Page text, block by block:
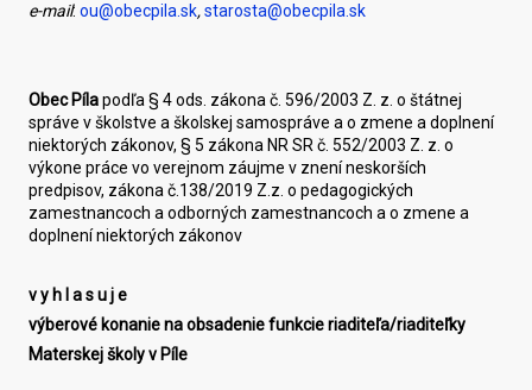
e-mail: ou@obecpila.sk,starosta@obecpila.sk
Obec Pílapodľa § 4 ods. zákona č. 596/2003 Z. z. o štátnej
správe v školstve a školskej samospráve a o zmene a doplnení
niektorých zákonov, § 5 zákona NR SR č. 552/2003 Z. z. o
výkone práce vo verejnom záujme v znení neskorších
predpisov, zákona č.138/2019 Z.z. o pedagogických
zamestnancoch a odborných zamestnancoch a o zmene a
doplnení niektorých zákonov
v y h l a s u j e
výberové konanie na obsadenie funkcie riaditeľa/riaditeľky
Materskej školy v Píle